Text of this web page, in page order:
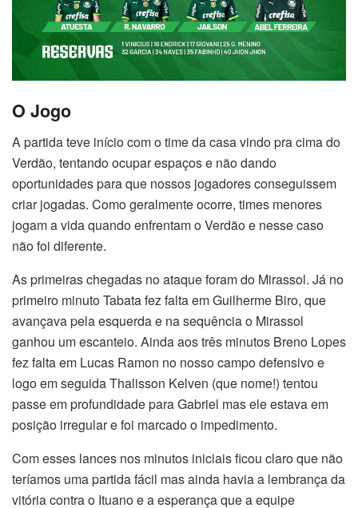
O Jogo
A partida teve início com o time da casa vindo pra cima do
Verdão, tentando ocupar espaços e não dando
oportunidades para que nossos jogadores conseguissem
criar jogadas. Como geralmente ocorre, times menores
jogam a vida quando enfrentam o Verdão e nesse caso
não foi diferente.
As primeiras chegadas no ataque foram do Mirassol. Já no
primeiro minuto Tabata fez falta em Guilherme Biro, que
avançava pela esquerda e na sequência o Mirassol
ganhou um escanteio. Ainda aos três minutos Breno Lopes
fez falta em Lucas Ramon no nosso campo defensivo e
logo em seguida Thalisson Kelven (que nome!) tentou
passe em profundidade para Gabriel mas ele estava em
posição irregular e foi marcado o impedimento.
Com esses lances nos minutos iniciais ficou claro que não
teríamos uma partida fácil mas ainda havia a lembrança da
vitória contra o Ituano e a esperança que a equipe